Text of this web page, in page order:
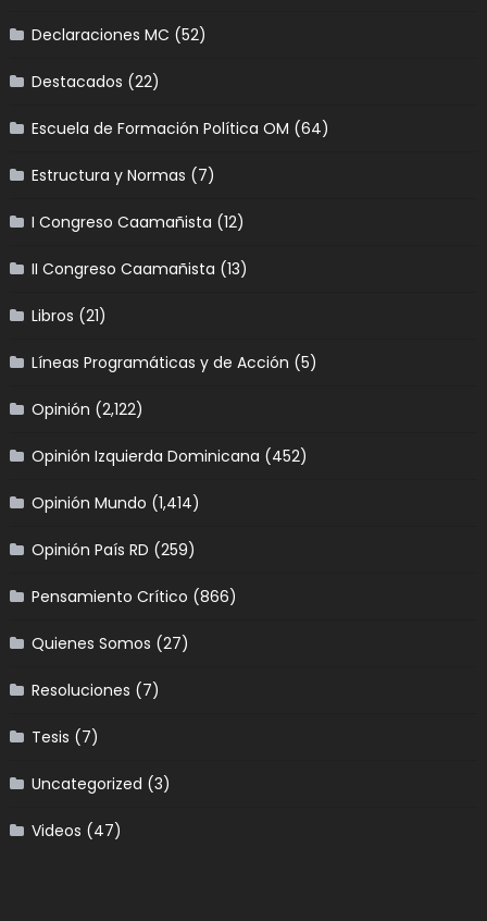
Declaraciones MC (52)
Destacados (22)
Escuela de Formación Política OM (64)
Estructura y Normas (7)
I Congreso Caamañista (12)
II Congreso Caamañista (13)
Libros (21)
Líneas Programáticas y de Acción (5)
Opinión (2,122)
Opinión Izquierda Dominicana (452)
Opinión Mundo (1,414)
Opinión País RD (259)
Pensamiento Crítico (866)
Quienes Somos (27)
Resoluciones (7)
Tesis (7)
Uncategorized (3)
Videos (47)